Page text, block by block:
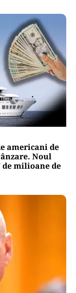
americani de
Noul
milioane de